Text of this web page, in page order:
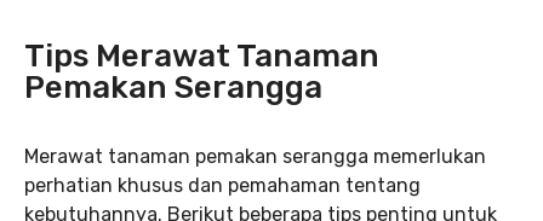
Tips Merawat Tanaman
Pemakan Serangga
Merawat tanaman pemakan serangga memerlukan
perhatian khusus dan pemahaman tentang
kebutuhannya. Berikut beberapa tips penting untuk